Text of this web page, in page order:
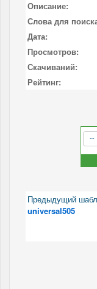
Описание:
Слова для
Дата:
Просмотров:
Скачиваний:
Рейтинг:
Предыдущий
universal505